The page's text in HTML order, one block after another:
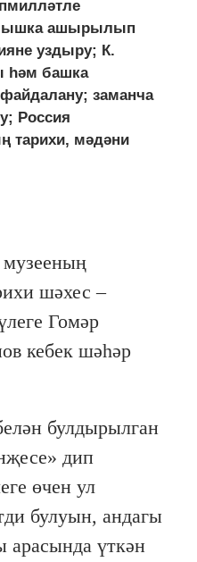
ашырылып
уздыру; К.
һәм башка
заманча
Россия
тарихи, мәдәни
музееның
шәхес –
Гомәр
кебек шәһәр
булдырылган
дип
өчен ул
булуын, андагы
арасында үткән